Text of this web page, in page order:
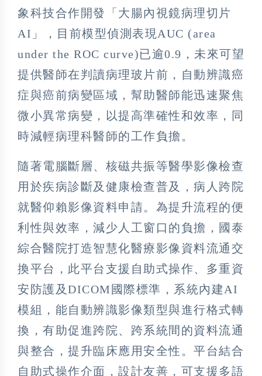
象科技合作開發「大腸內視鏡病理切片
AI」，目前模型偵測表現AUC (area
under the ROC curve)已逾0.9，未來可望
提供醫師在判讀病理玻片前，自動辨識癌
症與癌前病變區域，幫助醫師能迅速聚焦
微小異常病變，以提高準確性和效率，同
時減輕病理科醫師的工作負擔。
隨著電腦斷層、核磁共振等醫學影像檢查
用於疾病診斷及健康檢查普及，病人跨院
就醫仰賴影像資料申請。為提升流程的便
利性與效率，減少人工窗口的負擔，國泰
綜合醫院打造智慧化醫療影像資料流通交
換平台，此平台支援自助式操作、多重資
安防護及DICOM國際標準，系統內建AI
模組，能自動辨識影像類型與進行格式轉
換，有助促進跨院、跨系統間的資料流通
與整合，提升臨床應用安全性。平台結合
自助式操作介面，設計友善，可支援多語